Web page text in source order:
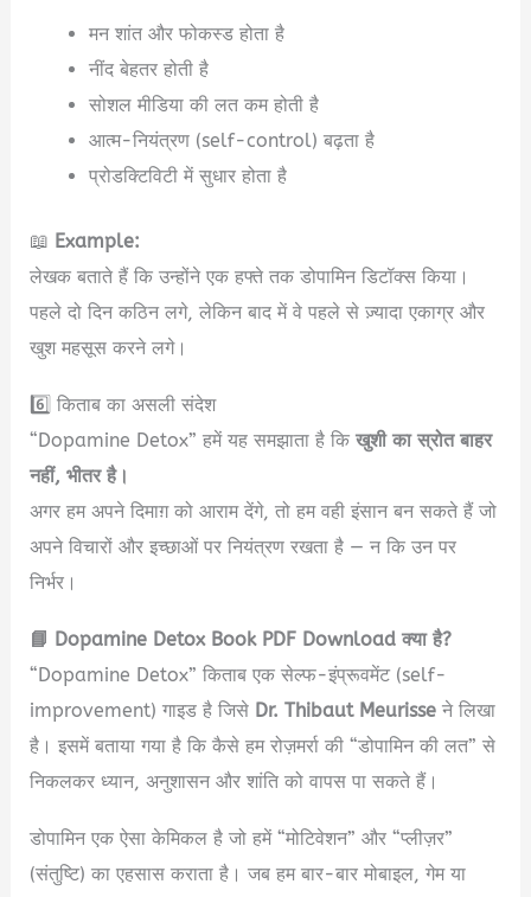
मन शांत और फोकस्ड होता है
नींद बेहतर होती है
सोशल मीडिया की लत कम होती है
आत्म-नियंत्रण (self-control) बढ़ता है
प्रोडक्टिविटी में सुधार होता है
📖 Example:
लेखक बताते हैं कि उन्होंने एक हफ्ते तक डोपामिन डिटॉक्स किया।
पहले दो दिन कठिन लगे, लेकिन बाद में वे पहले से ज़्यादा एकाग्र और
खुश महसूस करने लगे।
6️⃣ किताब का असली संदेश
“Dopamine Detox” हमें यह समझाता है किखुशी का स्रोत बाहर
नहीं, भीतर है।
अगर हम अपने दिमाग़ को आराम देंगे, तो हम वही इंसान बन सकते हैं जो
अपने विचारों और इच्छाओं पर नियंत्रण रखता है — न कि उन पर
निर्भर।
📘 Dopamine Detox Book PDF Download क्या है?
“Dopamine Detox” किताब एक सेल्फ-इंप्रूवमेंट (self-
improvement) गाइड है जिसे Dr. Thibaut Meurisse ने लिखा
है। इसमें बताया गया है कि कैसे हम रोज़मर्रा की “डोपामिन की लत” से
निकलकर ध्यान, अनुशासन और शांति को वापस पा सकते हैं।
डोपामिन एक ऐसा केमिकल है जो हमें “मोटिवेशन” और “प्लीज़र”
(संतुष्टि) का एहसास कराता है। जब हम बार-बार मोबाइल, गेम या